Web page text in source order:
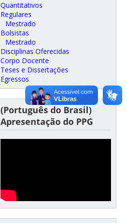
Quantitativos
Regulares
Mestrado
Bolsistas
Mestrado
Disciplinas Oferecidas
Corpo Docente
Teses e Dissertações
Egressos
(Português do Brasil)
Apresentação do PPG